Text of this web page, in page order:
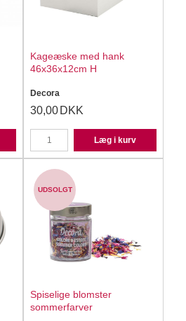
Kageæske med hank
46x36x12cm H
Decora
30,00 DKK
Læg i kurv
UDSOLGT
Spiselige blomster
sommerfarver